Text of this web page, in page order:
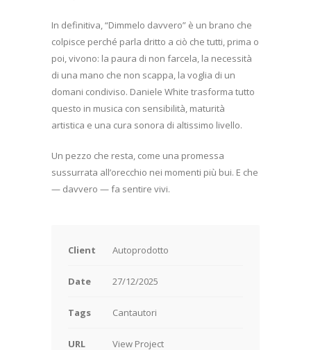
In definitiva, “Dimmelo davvero” è un brano che
colpisce perché parla dritto a ciò che tutti, prima o
poi, vivono: la paura di non farcela, la necessità
di una mano che non scappa, la voglia di un
domani condiviso. Daniele White trasforma tutto
questo in musica con sensibilità, maturità
artistica e una cura sonora di altissimo livello.
Un pezzo che resta, come una promessa
sussurrata all’orecchio nei momenti più bui. E che
— davvero — fa sentire vivi.
Client Autoprodotto
Date 27/12/2025
Tags Cantautori
URL View Project